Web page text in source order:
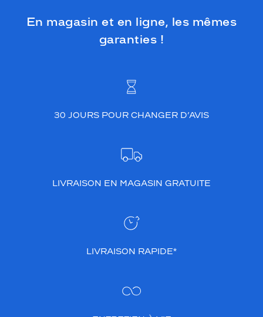
En magasin et en ligne, les mêmes
garanties !
30 JOURS POUR CHANGER D’AVIS
LIVRAISON EN MAGASIN GRATUITE
LIVRAISON RAPIDE*